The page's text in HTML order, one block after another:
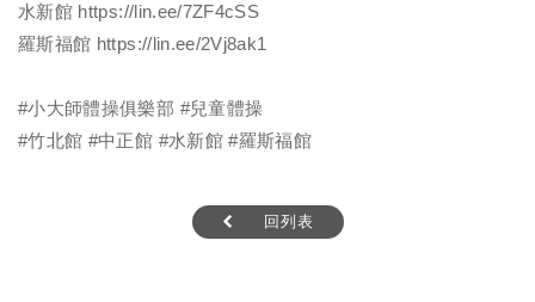
水新館 https://lin.ee/7ZF4cSS
羅斯福館 https://lin.ee/2Vj8ak1
#小大師體操俱樂部 #兒童體操
#竹北館 #中正館 #水新館 #羅斯福館
回列表